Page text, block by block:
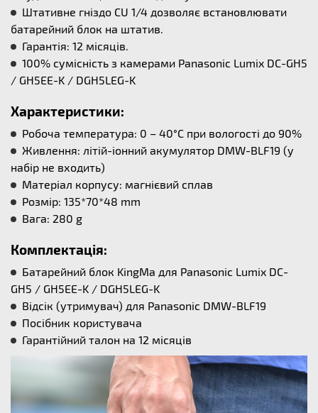
Штативне гніздо CU 1/4 дозволяє встановлювати
батарейний блок на штатив.
Гарантія: 12 місяців.
100% сумісність з камерами Panasonic Lumix DC-GH5
/ GH5EE-K / DGH5LEG-K
Характеристики:
Робоча температура: 0 – 40°С при вологості до 90%
Живлення: літій-іонний акумулятор DMW-BLF19 (у
набір не входить)
Матеріал корпусу: магнієвий сплав
Розмір: 135*70*48 mm
Вага: 280 g
Комплектація:
Батарейний блок KingMa для Panasonic Lumix DC-
GH5 / GH5EE-K / DGH5LEG-K
Відсік (утримувач) для Panasonic DMW-BLF19
Посібник користувача
Гарантійний талон на 12 місяців